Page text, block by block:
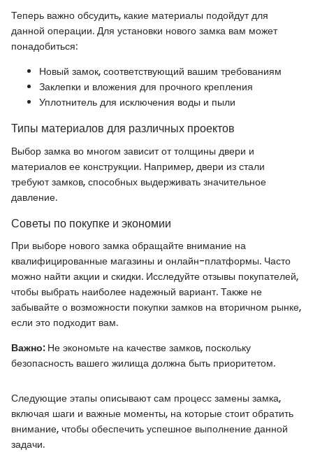
Теперь важно обсудить, какие материалы подойдут для
данной операции. Для установки нового замка вам может
понадобиться:
Новый замок, соответствующий вашим требованиям
Заклепки и вложения для прочного крепления
Уплотнитель для исключения воды и пыли
Типы материалов для различных проектов
Выбор замка во многом зависит от толщины двери и
материалов ее конструкции. Например, двери из стали
требуют замков, способных выдерживать значительное
давление.
Советы по покупке и экономии
При выборе нового замка обращайте внимание на
квалифицированные магазины и онлайн-платформы. Часто
можно найти акции и скидки. Исследуйте отзывы покупателей,
чтобы выбрать наиболее надежный вариант. Также не
забывайте о возможности покупки замков на вторичном рынке,
если это подходит вам.
Важно:Не экономьте на качестве замков, поскольку
безопасность вашего жилища должна быть приоритетом.
Следующие этапы описывают сам процесс замены замка,
включая шаги и важные моменты, на которые стоит обратить
внимание, чтобы обеспечить успешное выполнение данной
задачи.